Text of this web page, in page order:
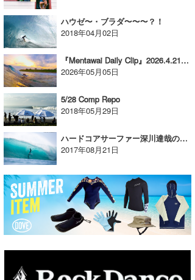
ハウゼ〜・ブラダ〜〜〜？！
2018年04月02日
『Mentawai Daily Clip』2026.4.21 @ Thunder’s Right
2026年05月05日
5/28 Comp Repo
2018年05月29日
ハードコアサーファー深川達哉の旅 MENTAWAI 2017 part 6
2017年08月21日